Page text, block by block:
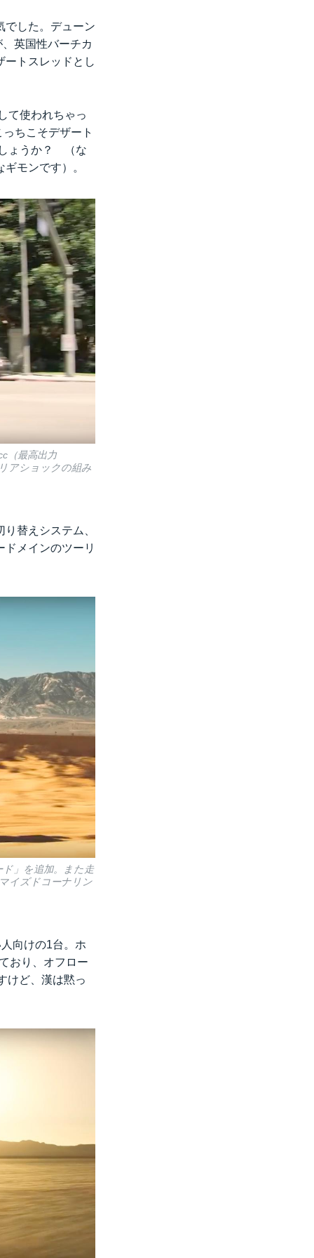
でした。デューン
英国性バーチカ
ートスレッドとし
て使われちゃっ
ちこそデザート
ょうか？ （な
モンです）。
（最高出力
アショックの組み
替えシステム、
メインのツーリ
」を追加。また走
イズドコーナリン
向けの1台。ホ
おり、オフロー
けど、漢は黙っ